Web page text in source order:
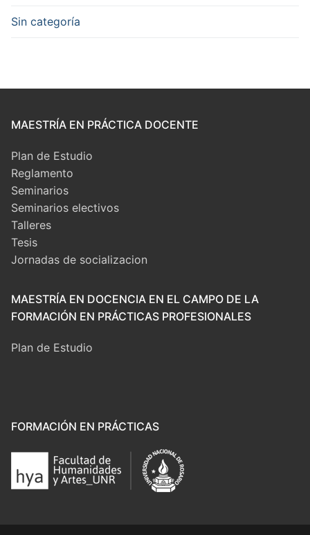
Sin categoría
MAESTRÍA EN PRÁCTICA DOCENTE
Plan de Estudio
Reglamento
Seminarios
Seminarios electivos
Talleres
Tesis
Jornadas de socializacion
MAESTRÍA EN DOCENCIA EN EL CAMPO DE LA
FORMACIÓN EN PRÁCTICAS PROFESIONALES
Plan de Estudio
FORMACIÓN EN PRÁCTICAS